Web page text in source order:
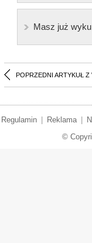
Masz już
POPRZEDNI ARTYKUŁ Z
Regulamin Reklama
©